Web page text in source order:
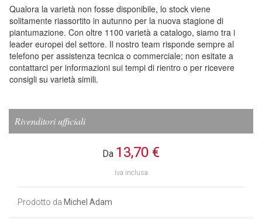
Qualora la varietà non fosse disponibile, lo stock viene
solitamente riassortito in autunno per la nuova stagione di
piantumazione. Con oltre 1100 varietà a catalogo, siamo tra i
leader europei del settore. Il nostro team risponde sempre al
telefono per assistenza tecnica o commerciale; non esitate a
contattarci per informazioni sui tempi di rientro o per ricevere
consigli su varietà simili.
Rivenditori ufficiali
Da 13,70 €
iva inclusa
Prodotto da Michel Adam